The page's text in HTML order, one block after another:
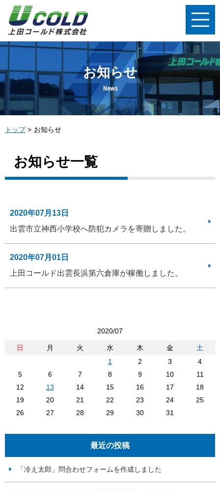
お知らせ
News
トップ お知らせ
お知らせ一覧
2020年07月13日
出雲市立神西小学校へ防犯カメラを寄贈しました。
2020年07月01日
上田コールド出雲長浜第六倉庫が稼働しました。
2020/07
日 月 火 水 木 金
土
1
2 3
4
5
6 7 8 9 10
11
12
13 14 15 16 17
18
19
20 21 22 23 24
25
26
27 28 29 30 31
最近の投稿
「冷え太郎」問合わせフォームを作成しました